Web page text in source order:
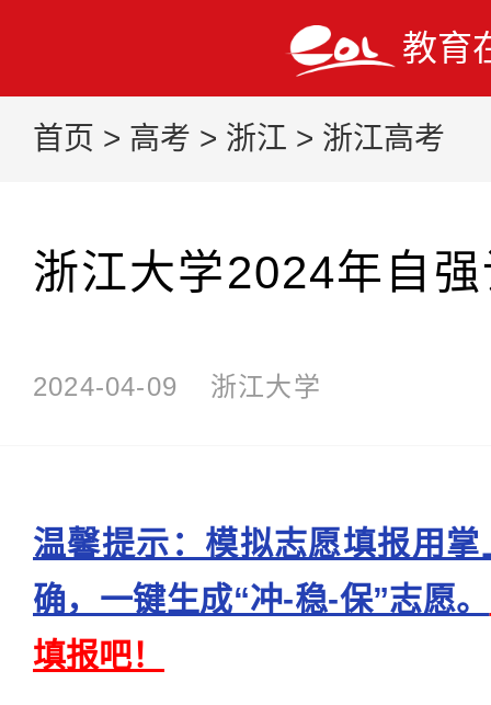
教育
首页 > 高考 > 浙江 > 浙江高考
浙江大学2024年自
2024-04-09 浙江大学
温馨提示：模拟志愿填报用
确，一键生成“冲-稳-保”志愿。
填报吧！